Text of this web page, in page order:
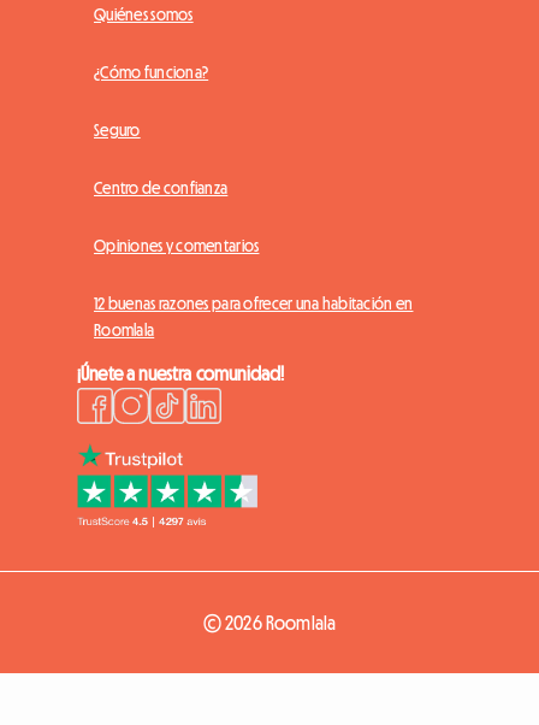
Quiénes somos
¿Cómo funciona?
Seguro
Centro de confianza
Opiniones y comentarios
12 buenas razones para ofrecer una habitación en
Roomlala
¡Únete a nuestra comunidad!
© 2026 Roomlala